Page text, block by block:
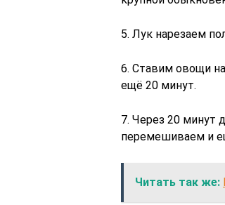
5. Лук нарезаем
6. Ставим овощи
ещё 20 минут.
7. Через 20 минут
перемешиваем и
Читать так же: